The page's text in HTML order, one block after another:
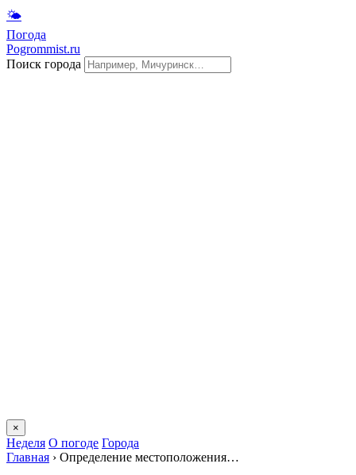
🌤
Погода
Pogrommist.ru
Поиск города
×
Неделя О погоде Города
Главная › Определение местоположения…